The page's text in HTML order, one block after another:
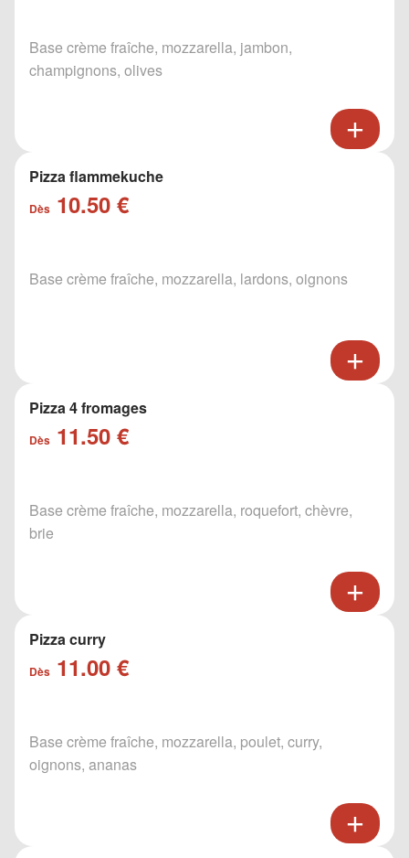
Base crème fraîche, mozzarella, jambon,
champignons, olives
Pizza flammekuche
Dès 10.50 €
Base crème fraîche, mozzarella, lardons, oignons
Pizza 4 fromages
Dès 11.50 €
Base crème fraîche, mozzarella, roquefort, chèvre,
brie
Pizza curry
Dès 11.00 €
Base crème fraîche, mozzarella, poulet, curry,
oignons, ananas